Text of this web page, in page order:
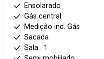
Ensolarado
Gás central
Medição ind. Gás
Sacada
Sala : 1